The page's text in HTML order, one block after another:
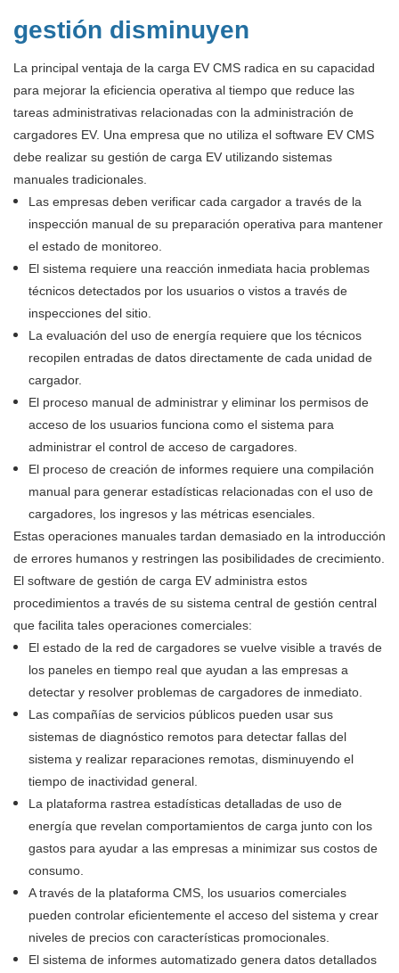
gestión disminuyen
La principal ventaja de la carga EV CMS radica en su capacidad
para mejorar la eficiencia operativa al tiempo que reduce las
tareas administrativas relacionadas con la administración de
cargadores EV. Una empresa que no utiliza el software EV CMS
debe realizar su gestión de carga EV utilizando sistemas
manuales tradicionales.
Las empresas deben verificar cada cargador a través de la
inspección manual de su preparación operativa para mantener
el estado de monitoreo.
El sistema requiere una reacción inmediata hacia problemas
técnicos detectados por los usuarios o vistos a través de
inspecciones del sitio.
La evaluación del uso de energía requiere que los técnicos
recopilen entradas de datos directamente de cada unidad de
cargador.
El proceso manual de administrar y eliminar los permisos de
acceso de los usuarios funciona como el sistema para
administrar el control de acceso de cargadores.
El proceso de creación de informes requiere una compilación
manual para generar estadísticas relacionadas con el uso de
cargadores, los ingresos y las métricas esenciales.
Estas operaciones manuales tardan demasiado en la introducción
de errores humanos y restringen las posibilidades de crecimiento.
El software de gestión de carga EV administra estos
procedimientos a través de su sistema central de gestión central
que facilita tales operaciones comerciales:
El estado de la red de cargadores se vuelve visible a través de
los paneles en tiempo real que ayudan a las empresas a
detectar y resolver problemas de cargadores de inmediato.
Las compañías de servicios públicos pueden usar sus
sistemas de diagnóstico remotos para detectar fallas del
sistema y realizar reparaciones remotas, disminuyendo el
tiempo de inactividad general.
La plataforma rastrea estadísticas detalladas de uso de
energía que revelan comportamientos de carga junto con los
gastos para ayudar a las empresas a minimizar sus costos de
consumo.
A través de la plataforma CMS, los usuarios comerciales
pueden controlar eficientemente el acceso del sistema y crear
niveles de precios con características promocionales.
El sistema de informes automatizado genera datos detallados